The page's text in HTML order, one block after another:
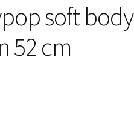
soft body
52 cm